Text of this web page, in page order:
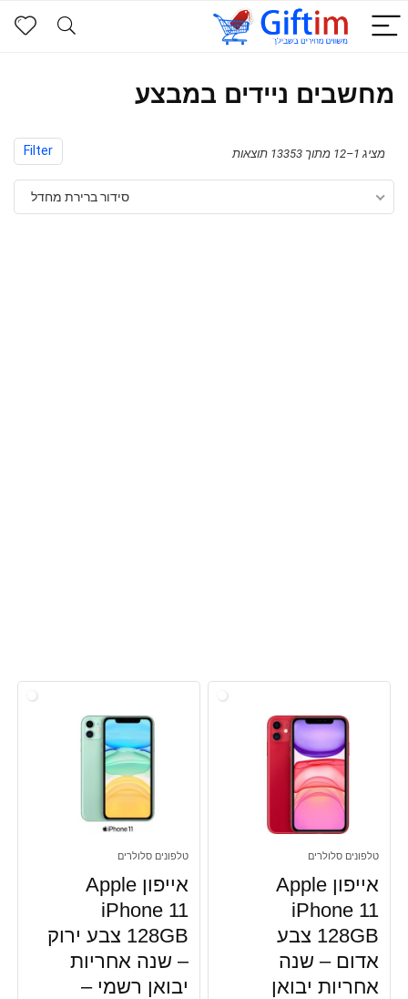
מחשבים ניידים במבצע
Filter מציג 1–12 מתוך 13353 תוצאות
סידור ברירת מחדל
טלפונים סלולרים
אייפון Apple
iPhone 11
128GB צבע
אדום – שנה
אחריות יבואן
טלפונים סלולרים
אייפון Apple
iPhone 11
128GB צבע ירוק
– שנה אחריות
יבואן רשמי –